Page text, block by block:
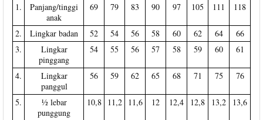
1.
Panjang/tinggi
anak
69 79 83 90 97 105 111 118
2. Lingkar badan 52 54 56 58 60 62 64
66
3.
Lingkar
pinggang
54 55 56 57 58 59 60 61
4.
Lingkar
panggul
56 59 62 65 68 71 75 76
5.
½ lebar
punggung
10,8 11,2 11,6 12 12,4 12,8 13,2 13,6